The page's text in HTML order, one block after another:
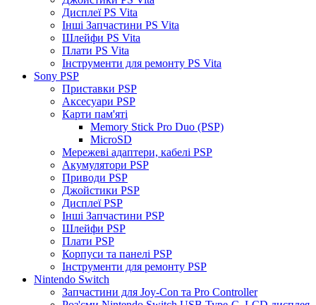
Дисплеї PS Vita
Інші Запчастини PS Vita
Шлейфи PS Vita
Плати PS Vita
Інструменти для ремонту PS Vita
Sony PSP
Приставки PSP
Аксесуари PSP
Карти пам'яті
Memory Stick Pro Duo (PSP)
MicroSD
Мережеві адаптери, кабелі PSP
Акумулятори PSP
Приводи PSP
Джойстики PSP
Дисплеї PSP
Інші Запчастини PSP
Шлейфи PSP
Плати PSP
Корпуси та панелі PSP
Інструменти для ремонту PSP
Nintendo Switch
Запчастини для Joy-Con та Pro Controller